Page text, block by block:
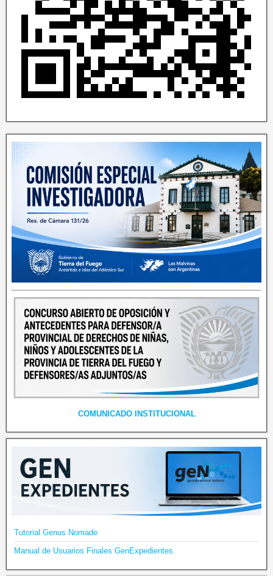
COMUNICADO INSTITUCIONAL
Tutorial Genus Nomade
Manual de Usuarios Finales GenExpedientes